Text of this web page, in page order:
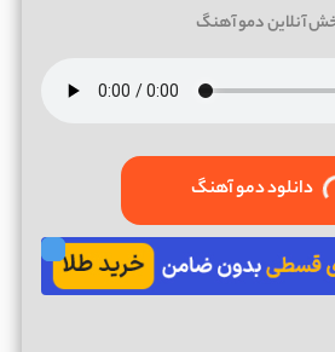
آنلاین دمو آهنگ
دانلود دمو آهنگ